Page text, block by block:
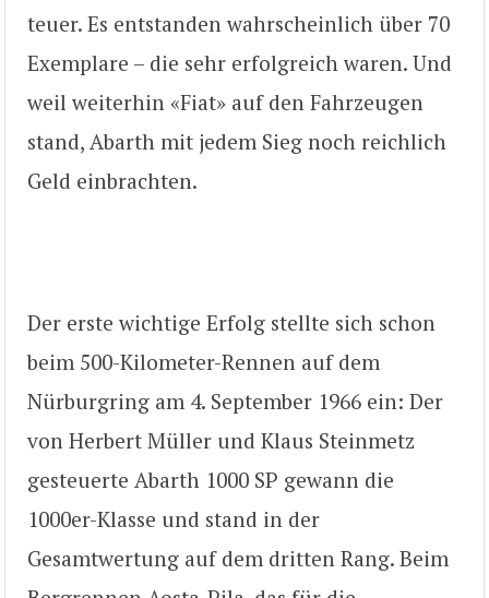
teuer. Es entstanden wahrscheinlich über 70
Exemplare – die sehr erfolgreich waren. Und
weil weiterhin «Fiat» auf den Fahrzeugen
stand, Abarth mit jedem Sieg noch reichlich
Geld einbrachten.
Der erste wichtige Erfolg stellte sich schon
beim 500-Kilometer-Rennen auf dem
Nürburgring am 4. September 1966 ein: Der
von Herbert Müller und Klaus Steinmetz
gesteuerte Abarth 1000 SP gewann die
1000er-Klasse und stand in der
Gesamtwertung auf dem dritten Rang. Beim